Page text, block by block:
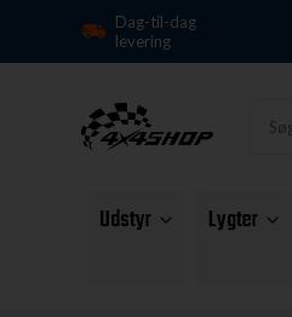
Dag-til-dag
levering
Udstyr Lygter